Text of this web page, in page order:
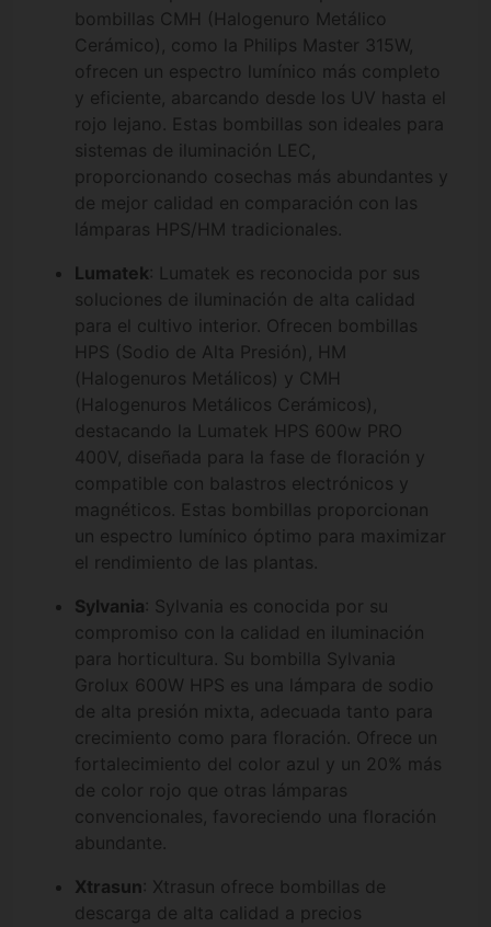
bombillas CMH (Halogenuro Metálico
Cerámico), como la Philips Master 315W,
ofrecen un espectro lumínico más completo
y eficiente, abarcando desde los UV hasta el
rojo lejano. Estas bombillas son ideales para
sistemas de iluminación LEC,
proporcionando cosechas más abundantes y
de mejor calidad en comparación con las
lámparas HPS/HM tradicionales.
Lumatek: Lumatek es reconocida por sus
soluciones de iluminación de alta calidad
para el cultivo interior. Ofrecen bombillas
HPS (Sodio de Alta Presión), HM
(Halogenuros Metálicos) y CMH
(Halogenuros Metálicos Cerámicos),
destacando la Lumatek HPS 600w PRO
400V, diseñada para la fase de floración y
compatible con balastros electrónicos y
magnéticos. Estas bombillas proporcionan
un espectro lumínico óptimo para maximizar
el rendimiento de las plantas.
Sylvania: Sylvania es conocida por su
compromiso con la calidad en iluminación
para horticultura. Su bombilla Sylvania
Grolux 600W HPS es una lámpara de sodio
de alta presión mixta, adecuada tanto para
crecimiento como para floración. Ofrece un
fortalecimiento del color azul y un 20% más
de color rojo que otras lámparas
convencionales, favoreciendo una floración
abundante. ​
Xtrasun: Xtrasun ofrece bombillas de
descarga de alta calidad a precios